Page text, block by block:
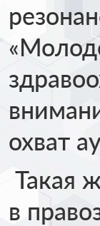
охват
Такая
в